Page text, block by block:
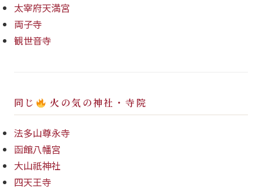
太宰府天満宮
両子寺
観世音寺
同じ 火の気の神社・寺院
法多山尊永寺
函館八幡宮
大山祇神社
四天王寺